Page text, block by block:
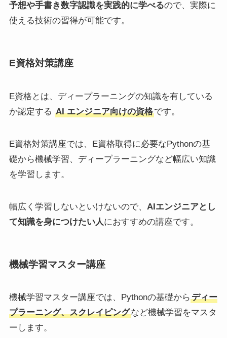
予想や手書き数字認識を実践的に学べるので、実際に
使える技術の習得が可能です。
E資格対策講座
E資格とは、ディープラーニングの知識を有している
か認定する AI エンジニア向けの資格です。
E資格対策講座では、E資格取得に必要なPythonの基
礎から機械学習、ディープラーニングなど幅広い知識
を学習します。
幅広く学習しないといけないので、 AIエンジニアとし
て知識を身につけたい人におすすめの講座です。
機械学習マスター講座
機械学習マスター講座では、Pythonの基礎から ディー
プラーニング、スクレイピングなど機械学習をマスタ
ーします。